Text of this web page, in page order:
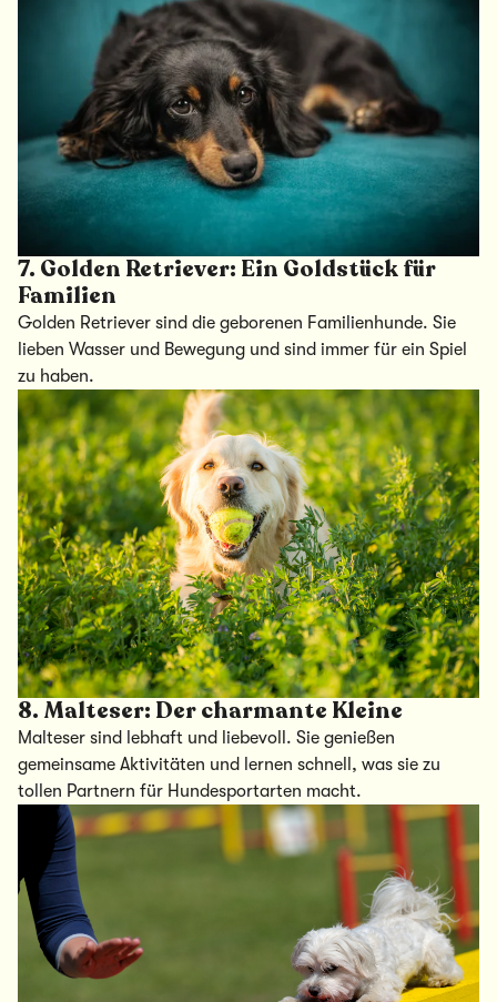
7. Golden Retriever: Ein Goldstück für
Familien
Golden Retriever sind die geborenen Familienhunde. Sie
lieben Wasser und Bewegung und sind immer für ein Spiel
zu haben.
8. Malteser: Der charmante Kleine
Malteser sind lebhaft und liebevoll. Sie genießen
gemeinsame Aktivitäten und lernen schnell, was sie zu
tollen Partnern für Hundesportarten macht.